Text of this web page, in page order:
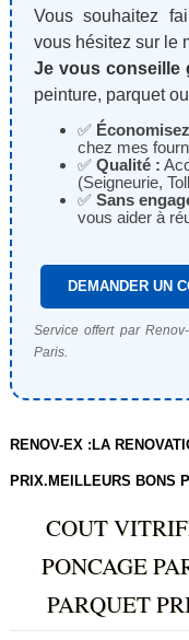
Vous souhaitez
vous hésitez sur le
Je vous conseille
peinture, parquet
✅
chez mes
✅ Qualité :
(Seigneurie,
✅ Sans
vous aider à
DEMANDER UN
Service offert par
Paris.
RENOV-EX :LA
PRIX.MEILLEURS BONS
COUT
PONCAGE
PARQUET